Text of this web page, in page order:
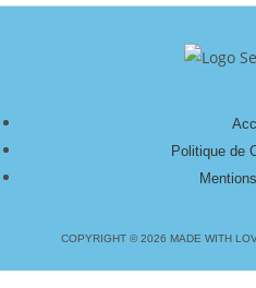
Politique de
COPYRIGHT © 2026 MADE WITH